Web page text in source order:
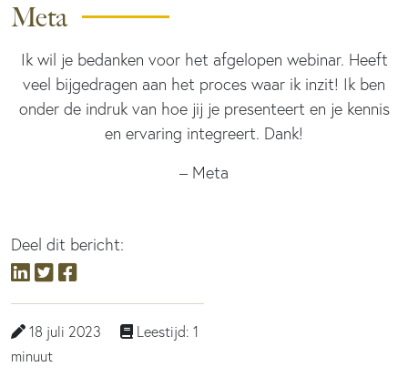
Meta
Ik wil je bedanken voor het afgelopen webinar. Heeft
veel bijgedragen aan het proces waar ik inzit! Ik ben
onder de indruk van hoe jij je presenteert en je kennis
en ervaring integreert. Dank!
– Meta
Deel dit bericht:
18 juli 2023
Leestijd: 1
minuut